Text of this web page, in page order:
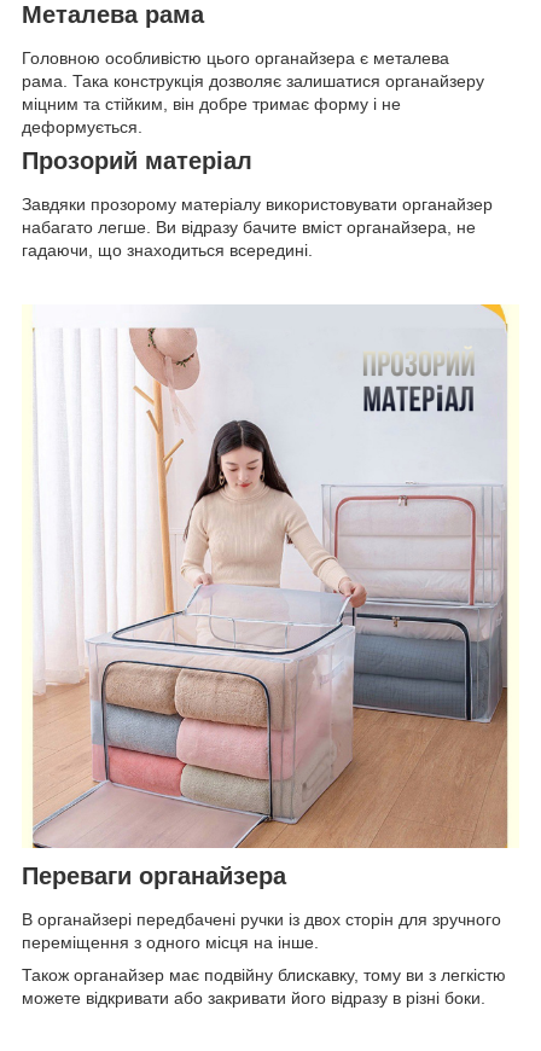
Металева рама
Головною особливістю цього органайзера є металева
рама. Така конструкція дозволяє залишатися органайзеру
міцним та стійким, він добре тримає форму і не
деформується.
Прозорий матеріал
Завдяки прозорому матеріалу використовувати органайзер
набагато легше. Ви відразу бачите вміст органайзера, не
гадаючи, що знаходиться всередині.
Переваги органайзера
В органайзері передбачені ручки із двох сторін для зручного
переміщення з одного місця на інше.
Також органайзер має подвійну блискавку, тому ви з легкістю
можете відкривати або закривати його відразу в різні боки.